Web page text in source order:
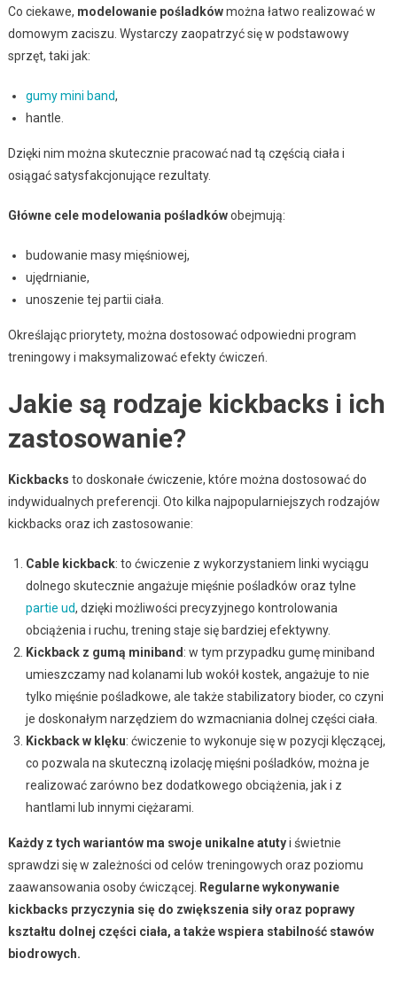
Co ciekawe, modelowanie pośladkówmożna łatwo realizować w
domowym zaciszu. Wystarczy zaopatrzyć się w podstawowy
sprzęt, taki jak:
gumy mini band,
hantle.
Dzięki nim można skutecznie pracować nad tą częścią ciała i
osiągać satysfakcjonujące rezultaty.
Główne cele modelowania pośladkówobejmują:
budowanie masy mięśniowej,
ujędrnianie,
unoszenie tej partii ciała.
Określając priorytety, można dostosować odpowiedni program
treningowy i maksymalizować efekty ćwiczeń.
Jakie są rodzaje kickbacks i ich
zastosowanie?
Kickbacks to doskonałe ćwiczenie, które można dostosować do
indywidualnych preferencji. Oto kilka najpopularniejszych rodzajów
kickbacks oraz ich zastosowanie:
Cable kickback: to ćwiczenie z wykorzystaniem linki wyciągu
dolnego skutecznie angażuje mięśnie pośladków oraz tylne
partie ud, dzięki możliwości precyzyjnego kontrolowania
obciążenia i ruchu, trening staje się bardziej efektywny.
Kickback z gumą miniband : w tym przypadku gumę miniband
umieszczamy nad kolanami lub wokół kostek, angażuje to nie
tylko mięśnie pośladkowe, ale także stabilizatory bioder, co czyni
je doskonałym narzędziem do wzmacniania dolnej części ciała.
Kickback w klęku: ćwiczenie to wykonuje się w pozycji klęczącej,
co pozwala na skuteczną izolację mięśni pośladków, można je
realizować zarówno bez dodatkowego obciążenia, jak i z
hantlami lub innymi ciężarami.
Każdy z tych wariantów ma swoje unikalne atutyi świetnie
sprawdzi się w zależności od celów treningowych oraz poziomu
zaawansowania osoby ćwiczącej.
Regularne wykonywanie
kickbacks przyczynia się do zwiększenia siły oraz poprawy
kształtu dolnej części ciała, a także wspiera stabilność stawów
biodrowych.